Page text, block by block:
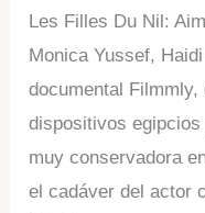
Les Filles Du Nil:
Monica Yussef,
documental
dispositivos
muy conservadora
el cadáver del actor